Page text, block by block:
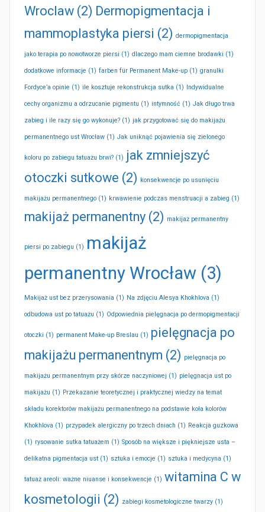
Wroclaw (2) Dermopigmentacja i
mammoplastyka piersi (2) dermopigmentacja
jako terapia po nowotworze piersi (1) dlaczego mam ciemne brodawki (1)
dodatkowe informacje (1) farben für Permanent Make-up (1) granulki
Fordyce’a opinie (1) ile kosztuje rekonstrukcja sutka (1) Indywidualne
cechy organizmu a odrzucanie pigmentu (1) intymność (1) Jak długo trwa
zabieg i ile razy się go wykonuje? (1) jak przygotować się do makijażu
permanentnego ust Wrocław (1) Jak uniknąć pojawienia się zielonego
koloru po zabiegu tatuażu brwi? (1) jak zmniejszyć
otoczki sutkowe (2) konsekwencje po usunięciu
makijażu permanentnego (1) krwawienie podczas menstruacji a zabieg (1)
makijaż permanentny (2) makijaż permanentny
piersi po zabiegu (1) makijaż
permanentny Wrocław (3)
Makijaż ust bez przerysowania (1) Na zdjęciu Alesya Khokhlova (1)
odbudowa ust po tatuażu (1) Odpowiednia pielęgnacja po dermopigmentacji
otoczki (1) permanent Make-up Breslau (1) pielęgnacja po
makijażu permanentnym (2) pielęgnacja po
makijażu permanentnym przy skórze naczyniowej (1) pielęgnacja ust po
makijażu (1) Przekazanie teoretycznej i praktycznej wiedzy na temat
składu korektorów makijażu permanentnego na podstawie koła kolorów
Khokhlova (1) przypadek alergiczny po trzech dniach (1) Reakcja guzkowa
(1) rysowanie sutka tatuażem (1) Sposób na większe i piękniejsze usta –
delikatna pigmentacja ust (1) sztuka i emocje (1) sztuka i medycyna (1)
tatuaż areoli: ważne niuanse i konsekwencje (1) witamina C w
kosmetologii (2) zabiegi kosmetologiczne twarzy (1)